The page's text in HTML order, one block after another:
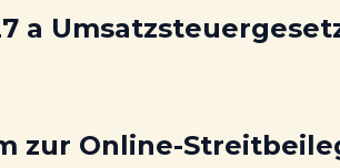
a
zur Online-